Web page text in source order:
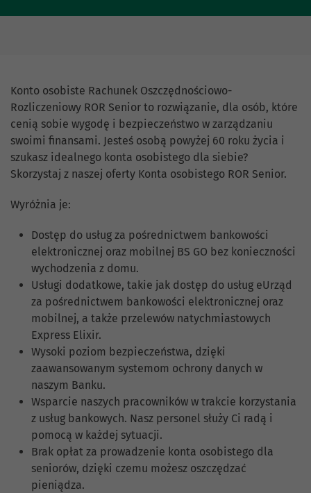
Konto osobiste Rachunek Oszczędnościowo-
Rozliczeniowy ROR Senior to rozwiązanie, dla osób, które
cenią sobie wygodę i bezpieczeństwo w zarządzaniu
swoimi finansami. Jesteś osobą powyżej 60 roku życia i
szukasz idealnego konta osobistego dla siebie?
Skorzystaj z naszej oferty Konta osobistego ROR Senior.
Wyróżnia je:
Dostęp do usług za pośrednictwem bankowości
elektronicznej oraz mobilnej BS GO bez konieczności
wychodzenia z domu.
Usługi dodatkowe, takie jak dostęp do usług eUrząd
za pośrednictwem bankowości elektronicznej oraz
mobilnej, a także przelewów natychmiastowych
Express Elixir.
Wysoki poziom bezpieczeństwa, dzięki
zaawansowanym systemom ochrony danych w
naszym Banku.
Wsparcie naszych pracowników w trakcie korzystania
z usług bankowych. Nasz personel służy Ci radą i
pomocą w każdej sytuacji.
Brak opłat za prowadzenie konta osobistego dla
seniorów, dzięki czemu możesz oszczędzać
pieniądza.